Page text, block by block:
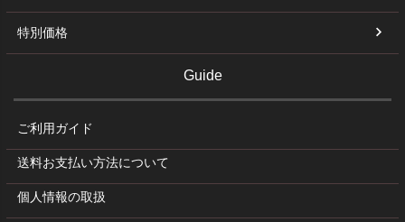
特別価格
Guide
ご利用ガイド
送料お支払い方法について
個人情報の取扱